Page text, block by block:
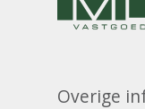
Overige